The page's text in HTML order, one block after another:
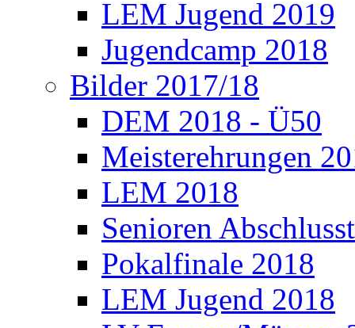
LEM Jugend 2019
Jugendcamp 2018
Bilder 2017/18
DEM 2018 - Ü50
Meisterehrungen
LEM 2018
Senioren
Pokalfinale 2018
LEM Jugend 2018